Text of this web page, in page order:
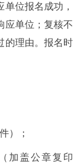
位报名成功，
应单位；复核不
的理由。报名时
）；
加盖公章复印